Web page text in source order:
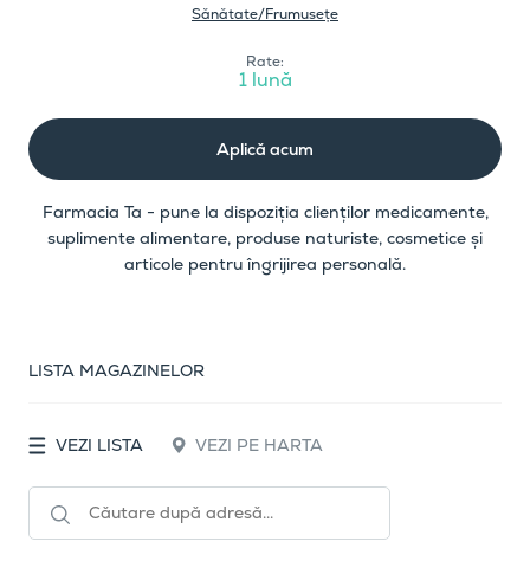
Sănătate/Frumusețe
Rate:
1 lună
Aplică acum
Farmacia Ta - pune la dispoziția clienților medicamente,
suplimente alimentare, produse naturiste, cosmetice și
articole pentru îngrijirea personală.
LISTA MAGAZINELOR
VEZI LISTA VEZI PE HARTA